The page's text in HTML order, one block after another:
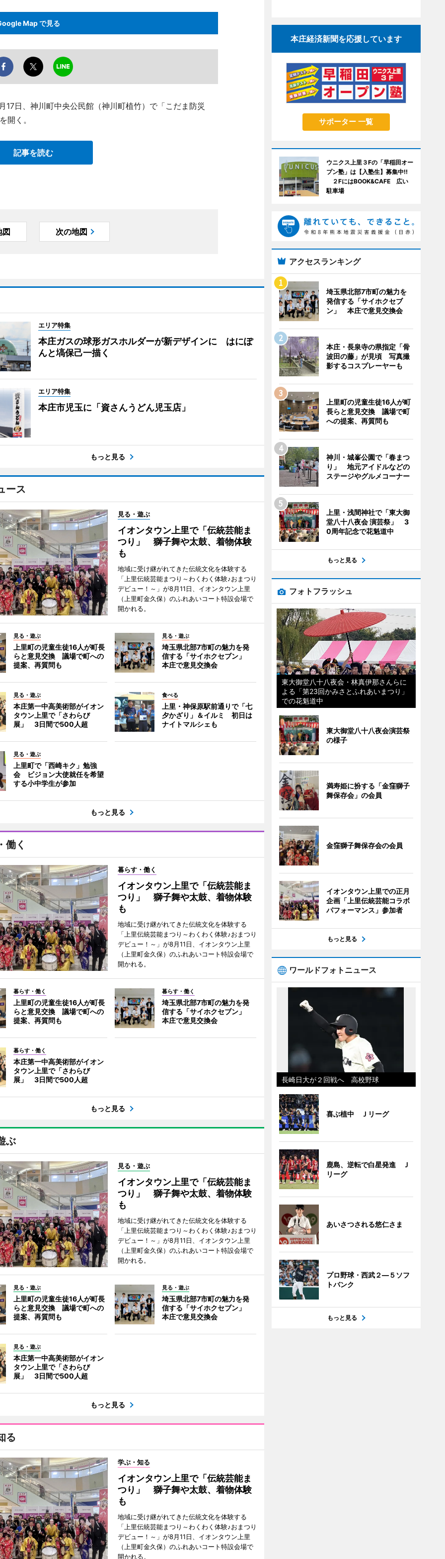
Map で見る
17日、神川町中央公民館（神川町植竹）で「こだま防災
開く。
記事を読む
図 次の地図
エリア特集
本庄ガスの球形ガスホルダーが新デザインに はにぽ
んと塙保己一描く
エリア特集
本庄市児玉に「資さんうどん児玉店」
もっと見る
ース
見る・遊ぶ
イオンタウン上里で「伝統芸能ま
つり」 獅子舞や太鼓、着物体験
も
地域に受け継がれてきた伝統文化を体験する
「上里伝統芸能まつり～わくわく体験♪おまつり
デビュー！～」が8月11日、イオンタウン上里
（上里町金久保）のふれあいコート特設会場で
開かれる。
見る・遊ぶ
上里町の児童生徒16人が町長
らと意見交換 議場で町への
提案、再質問も
見る・遊ぶ
埼玉県北部7市町の魅力を発
信する「サイホクセブン」
本庄で意見交換会
見る・遊ぶ
本庄第一中高美術部がイオン
タウン上里で「さわらび
展」 3日間で500人超
食べる
上里・神保原駅前通りで「七
夕かざり」＆イルミ 初日は
ナイトマルシェも
見る・遊ぶ
上里町で「西崎キク」勉強
会 ビジョン大使就任を希望
する小中学生が参加
もっと見る
働く
暮らす・働く
イオンタウン上里で「伝統芸能ま
つり」 獅子舞や太鼓、着物体験
も
地域に受け継がれてきた伝統文化を体験する
「上里伝統芸能まつり～わくわく体験♪おまつり
デビュー！～」が8月11日、イオンタウン上里
（上里町金久保）のふれあいコート特設会場で
開かれる。
暮らす・働く
上里町の児童生徒16人が町長
らと意見交換 議場で町への
提案、再質問も
暮らす・働く
埼玉県北部7市町の魅力を発
信する「サイホクセブン」
本庄で意見交換会
暮らす・働く
本庄第一中高美術部がイオン
タウン上里で「さわらび
展」 3日間で500人超
もっと見る
ぶ
見る・遊ぶ
イオンタウン上里で「伝統芸能ま
つり」 獅子舞や太鼓、着物体験
も
地域に受け継がれてきた伝統文化を体験する
「上里伝統芸能まつり～わくわく体験♪おまつり
デビュー！～」が8月11日、イオンタウン上里
（上里町金久保）のふれあいコート特設会場で
開かれる。
見る・遊ぶ
上里町の児童生徒16人が町長
らと意見交換 議場で町への
提案、再質問も
見る・遊ぶ
埼玉県北部7市町の魅力を発
信する「サイホクセブン」
本庄で意見交換会
見る・遊ぶ
本庄第一中高美術部がイオン
タウン上里で「さわらび
展」 3日間で500人超
もっと見る
る
学ぶ・知る
イオンタウン上里で「伝統芸能ま
つり」 獅子舞や太鼓、着物体験
も
地域に受け継がれてきた伝統文化を体験する
「上里伝統芸能まつり～わくわく体験♪おまつり
デビュー！～」が8月11日、イオンタウン上里
（上里町金久保）のふれあいコート特設会場で
開かれる。
本庄経済新聞を応援しています
サポーター 一覧
ウニクス上里３Fの「早稲田オー
プン塾」は【入塾生】募集中!!
２FにはBOOK&CAFE 広い
駐車場
アクセスランキング
埼玉県北部7市町の魅力を
発信する「サイホクセブ
ン」 本庄で意見交換会
本庄・長泉寺の県指定「骨
波田の藤」が見頃 写真撮
影するコスプレーヤーも
上里町の児童生徒16人が町
長らと意見交換 議場で町
への提案、再質問も
神川・城峯公園で「春まつ
り」 地元アイドルなどの
ステージやグルメコーナー
上里・浅間神社で「東大御
堂八十八夜会 演芸祭」 3
0周年記念で花魁道中
もっと見る
フォトフラッシュ
東大御堂八十八夜会・林真伊那さんらに
よる「第23回かみさとふれあいまつり」
での花魁道中
東大御堂八十八夜会演芸祭
の様子
満寿姫に扮する「金窪獅子
舞保存会」の会員
金窪獅子舞保存会の会員
イオンタウン上里での正月
企画「上里伝統芸能コラボ
パフォーマンス」参加者
もっと見る
ワールドフォトニュース
長崎日大が２回戦へ 高校野球
喜ぶ植中 Ｊリーグ
鹿島、逆転で白星発進 Ｊ
リーグ
あいさつされる悠仁さま
プロ野球・西武２―５ソフ
トバンク
もっと見る